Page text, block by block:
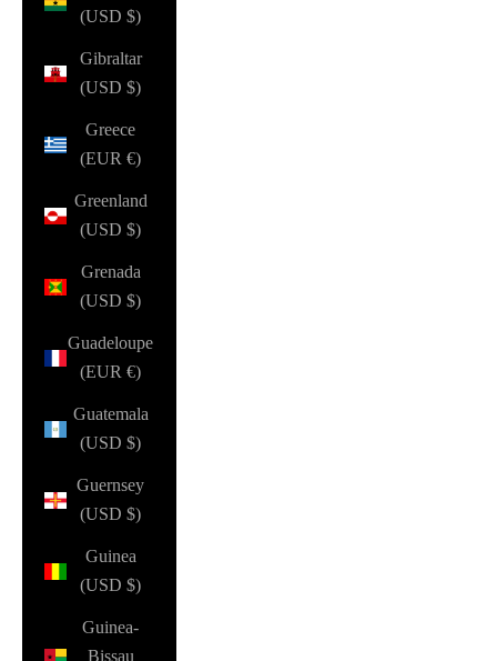
(USD $)
Gibraltar
(USD $)
Greece
(EUR €)
Greenland
(USD $)
Grenada
(USD $)
Guadeloupe
(EUR €)
Guatemala
(USD $)
Guernsey
(USD $)
Guinea
(USD $)
Guinea-
Bissau